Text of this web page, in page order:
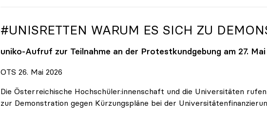
#UNISRETTEN WARUM ES SICH ZU
uniko-Aufruf zur Teilnahme an der Protestkundgebung am 27.
OTS 26. Mai 2026
Die Österreichische Hochschüler:innenschaft und die Universitäten
zur Demonstration gegen Kürzungspläne bei der